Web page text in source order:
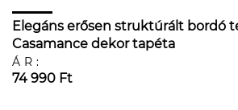
Elegáns erősen struktúrált bordó
Casamance dekor tapéta
ÁR:
74 990 Ft